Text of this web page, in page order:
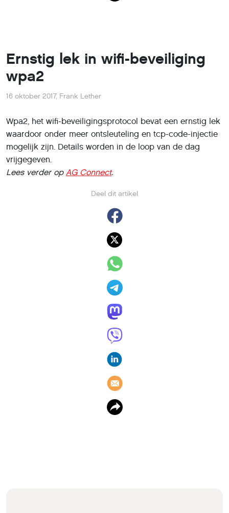
Ernstig lek in wifi-beveiliging
wpa2
Deel dit artikel
16 oktober 2017, Frank Lether
Wpa2, het wifi-beveiligingsprotocol bevat een ernstig lek
waardoor onder meer ontsleuteling en tcp-code-injectie
mogelijk zijn. Details worden in de loop van de dag
vrijgegeven.
Lees verder op AG Connect.